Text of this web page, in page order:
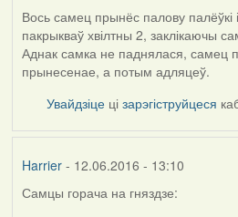
Вось самец прынёс палову палёўкі і
пакрыкваў хвілтны 2, заклікаючы
Аднак самка не паднялася, самец
прынесенае, а потым адляцеў.
Увайдзіце цізарэгіструйцеся
Harrier- 12.06.2016 - 13:10
Самцы горача на гняздзе: